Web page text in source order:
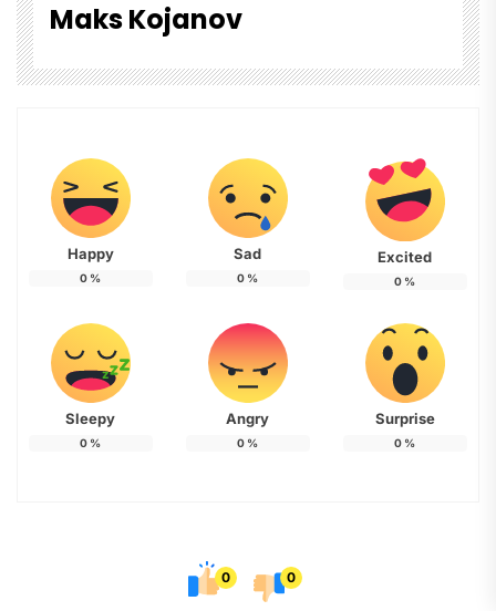
Maks Kojanov
Happy
0 %
Sad
0 %
Excited
0 %
Sleepy
0 %
Angry
0 %
Surprise
0 %
0 0